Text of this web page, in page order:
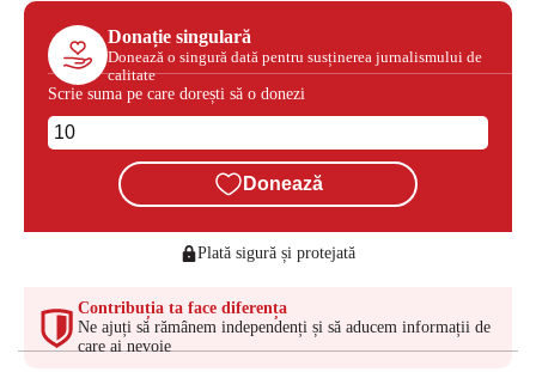
Donație singulară
Donează o singură dată pentru susținerea jurnalismului de
calitate
Scrie suma pe care dorești să o donezi
Donează
Plată sigură și protejată
Contribuția ta face diferența
Ne ajuți să rămânem independenți și să aducem informații de
care ai nevoie